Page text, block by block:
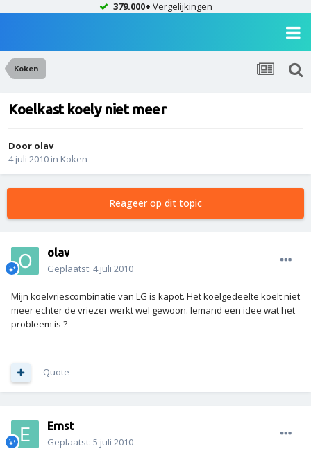
379.000+ Vergelijkingen
Koken
Koelkast koely niet meer
Door olav
4 juli 2010 in Koken
Reageer op dit topic
olav
Geplaatst: 4 juli 2010
Mijn koelvriescombinatie van LG is kapot. Het koelgedeelte koelt niet
meer echter de vriezer werkt wel gewoon. Iemand een idee wat het
probleem is ?
Quote
Ernst
Geplaatst: 5 juli 2010